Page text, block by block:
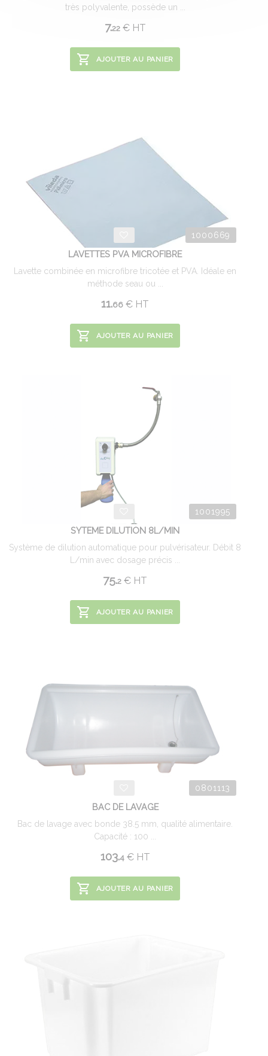
très polyvalente, possède un ...
7.22 €HT
AJOUTER AU PANIER
1000669
LAVETTES PVA MICROFIBRE
Lavette combinée en microfibre tricotée et PVA. Idéale en
méthode seau ou ...
11.66 € HT
AJOUTER AU PANIER
1001995
SYTEME DILUTION 8L/MIN
Système de dilution automatique pour pulvérisateur. Débit 8
L/min avec dosage précis ...
75.2 € HT
AJOUTER AU PANIER
0801113
BAC DE LAVAGE
Bac de lavage avec bonde 38.5 mm, qualité alimentaire.
Capacité : 100 ...
103.4 €HT
AJOUTER AU PANIER